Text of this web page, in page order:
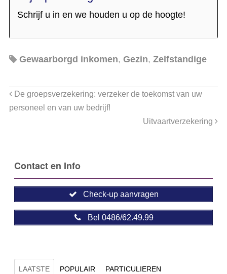
Schrijf u in en we houden u op de hoogte!
Gewaarborgd inkomen, Gezin, Zelfstandige
De groepsverzekering: verzeker de toekomst van uw
personeel en van uw bedrijf!
Uitvaartverzekering
Contact en Info
Check-up aanvragen
Bel 0486/62.49.99
LAATSTE POPULAIR PARTICULIEREN